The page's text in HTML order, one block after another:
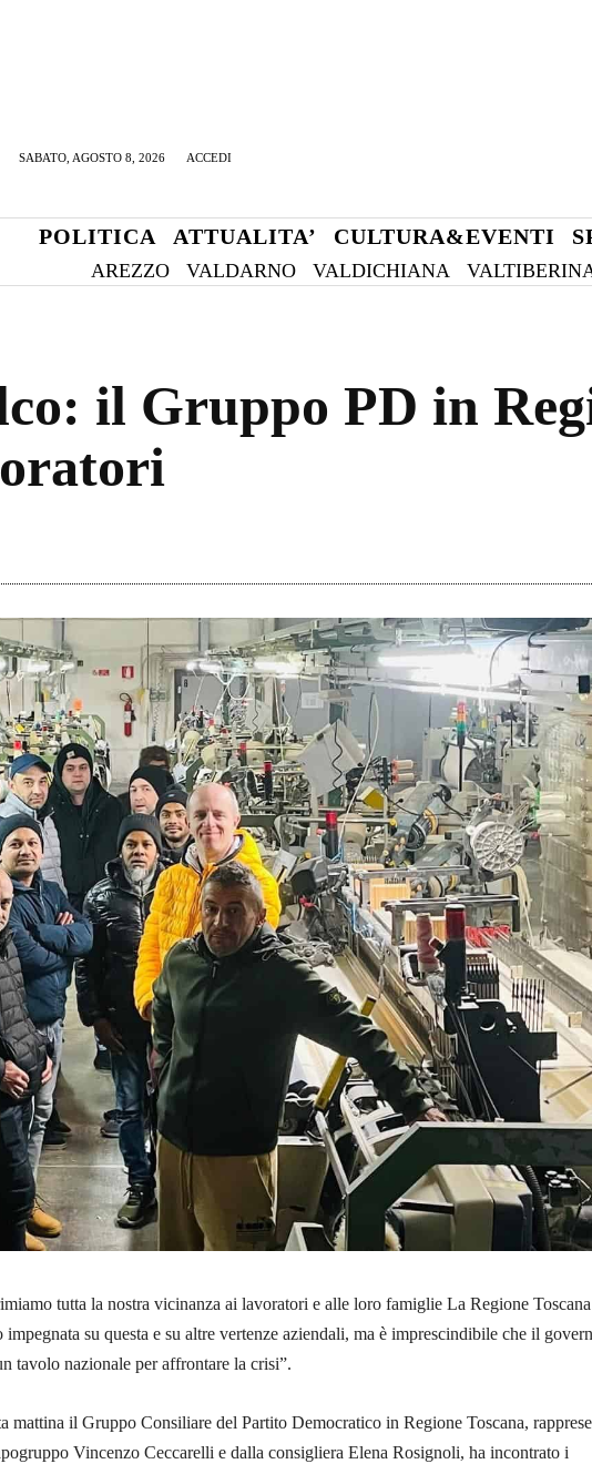
SABATO, AGOSTO 8, 2026 ACCEDI
POLITICA ATTUALITA’ CULTURA&EVENTI
AREZZO VALDARNO VALDICHIANA
il Gruppo PD in
tutta la nostra vicinanza ai lavoratori e alle loro famiglie La Regione Toscana
impegnata su questa e su altre vertenze aziendali, ma è imprescindibile che il
tavolo nazionale per affrontare la crisi”.
mattina il Gruppo Consiliare del Partito Democratico in Regione Toscana,
Vincenzo Ceccarelli e dalla consigliera Elena Rosignoli, ha incontrato i